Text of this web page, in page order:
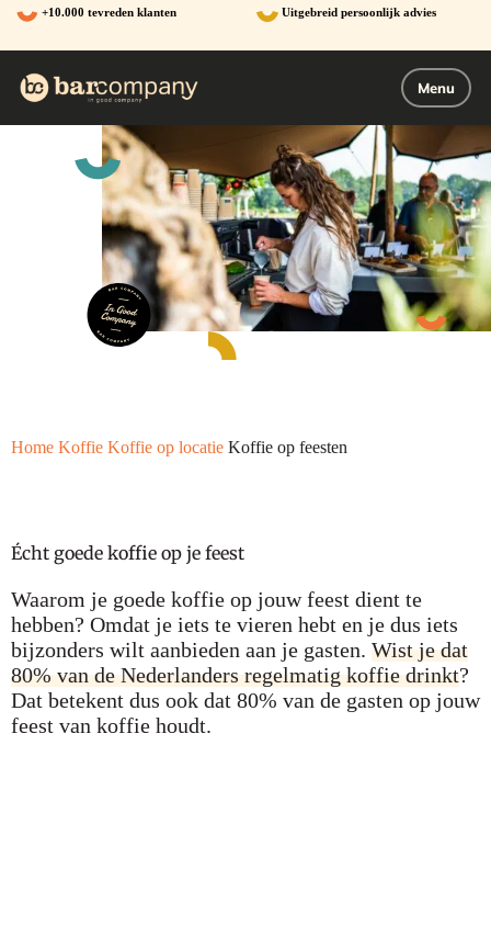
Ga
naar
de
Menu
+10.000 tevreden klanten Uitgebreid persoonlijk advies
Home Koffie Koffie op locatie Koffie op feesten
Écht goede koffie op je feest
Waarom je goede koffie op jouw feest dient te
hebben? Omdat je iets te vieren hebt en je dus iets
bijzonders wilt aanbieden aan je gasten. Wist je dat
80% van de Nederlanders regelmatig koffie drinkt?
Dat betekent dus ook dat 80% van de gasten op jouw
feest van koffie houdt.